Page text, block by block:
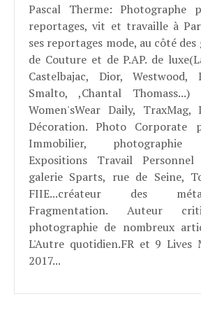
Pascal Therme: Photographe
reportages, vit et travaille à
ses reportages mode, au côté
de Couture et de P.AP. de
Castelbajac, Dior, Westwood,
Smalto, ,Chantal
Women'sWear Daily, TraxMag,
Décoration. Photo Corporate
Immobilier, photographie
Expositions Travail
galerie Sparts, rue de Seine,
FIIE...créateur des
Fragmentation. Auteur
photographie de nombreux
L'Autre quotidien.FR et 9 Lives
2017...